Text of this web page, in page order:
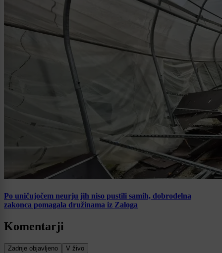
Po uničujočem neurju jih niso pustili samih, dobrodelna
zakonca pomagala družinama iz Zaloga
Komentarji
Zadnje objavljeno V živo